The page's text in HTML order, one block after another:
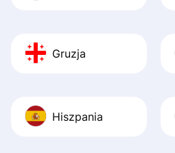
Gruzja
Hiszpania